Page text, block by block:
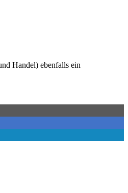
Handel) ebenfalls ein